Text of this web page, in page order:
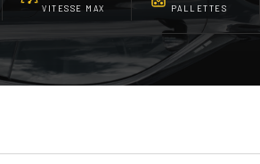
VITESSE MAX PALLETTES